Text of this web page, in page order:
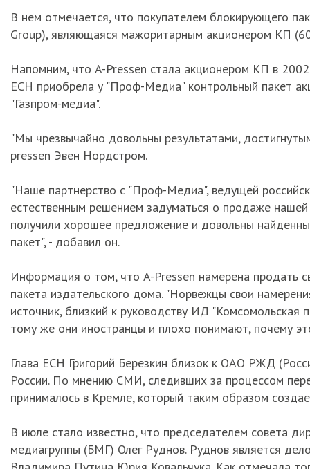
В нем отмечается, что покупателем блокирующего
Group), являющаяся мажоритарным акционером КП
Напомним, что A-Pressen стала акционером КП в
ЕСН приобрела у "Проф-Медиа" контрольный пакет
"Газпром-медиа".
"Мы чрезвычайно довольны результатами,
pressen Эвен Нордстром.
"Наше партнерство с "Проф-Медиа", ведущей
естественным решением задуматься о продаже
получили хорошее предложение и довольны
пакет", - добавил он.
Информация о том, что A-Pressen намерена продать
пакета издательского дома. "Норвежцы свои
источник, близкий к руководству ИД
тому же они иностранцы и плохо понимают, почему
Глава ЕСН Григорий Березкин близок к ОАО РЖД
России. По мнению СМИ, следивших за процессом
принималось в Кремле, который таким образом
В июле стало известно, что председателем совета
медиагруппы (БМГ) Олег Руднов. Руднов является